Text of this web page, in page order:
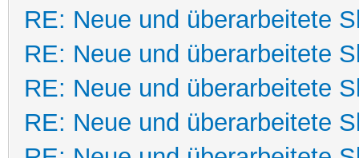
RE: Neue und überarbeitete
RE: Neue und überarbeitete
RE: Neue und überarbeitete
RE: Neue und überarbeitete